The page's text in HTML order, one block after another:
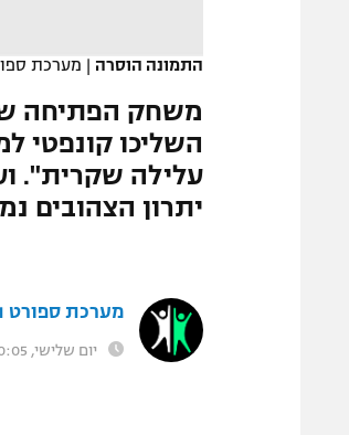
התמונה הוסרה | מערכת
משחק הפתיחה
השליכו קונפטי
עלילה שקרית".
יתרון הצהובים
מערכת ספורט 1
יום שלישי, 20:05, 13.04.21